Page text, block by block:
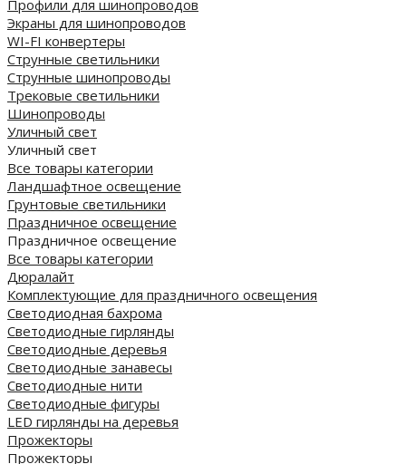
Профили для шинопроводов
Экраны для шинопроводов
WI-FI конвертеры
Струнные светильники
Струнные шинопроводы
Трековые светильники
Шинопроводы
Уличный свет
Уличный свет
Все товары категории
Ландшафтное освещение
Грунтовые светильники
Праздничное освещение
Праздничное освещение
Все товары категории
Дюралайт
Комплектующие для праздничного освещения
Светодиодная бахрома
Светодиодные гирлянды
Светодиодные деревья
Светодиодные занавесы
Светодиодные нити
Светодиодные фигуры
LED гирлянды на деревья
Прожекторы
Прожекторы